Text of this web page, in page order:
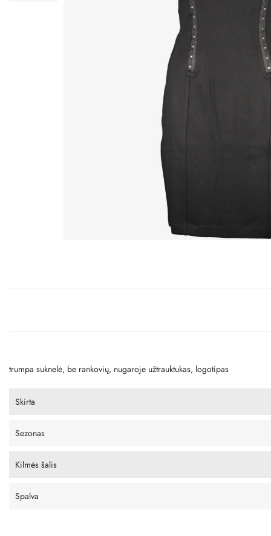
trumpa suknelė, be rankovių, nugaroje užtrauktukas, logotipas
Skirta
Sezonas
Kilmės šalis
Spalva